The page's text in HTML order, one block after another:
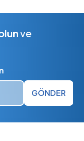
ve
GÖNDER